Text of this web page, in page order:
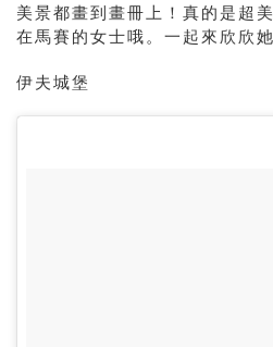
美景都畫到畫冊上！真的是超
在馬賽的女士哦。一起來欣欣
伊夫城堡